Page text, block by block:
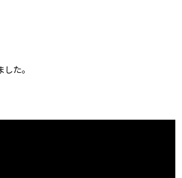
た。